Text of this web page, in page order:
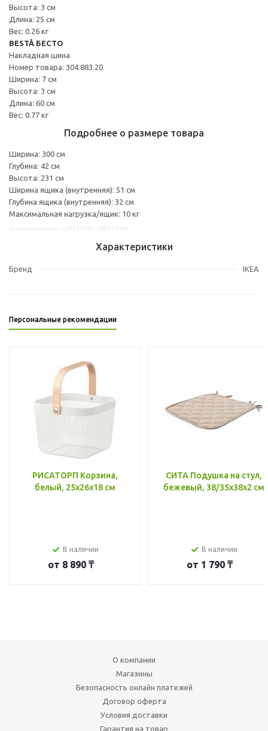
Высота: 3 см
Длина: 25 см
Вес: 0.26 кг
BESTÅ БЕСТО
Накладная шина
Номер товара: 304.883.20
Ширина: 7 см
Высота: 3 см
Длина: 60 см
Вес: 0.77 кг
Подробнее о размере товара
Ширина: 300 см
Глубина: 42 см
Высота: 231 см
Ширина ящика (внутренняя): 51 см
Глубина ящика (внутренняя): 32 см
Максимальная нагрузка/ящик: 10 кг
Характеристики
Бренд IKEA
Персональные рекомендации
РИСАТОРП Корзина,
белый, 25x26x18 см
В наличии
от 8 890 ₸
СИТА Подушка на стул,
бежевый, 38/35x38x2 см
В наличии
от 1 790 ₸
О компании
Магазины
Безопасность онлайн платежей
Договор оферта
Условия доставки
Гарантия на товар